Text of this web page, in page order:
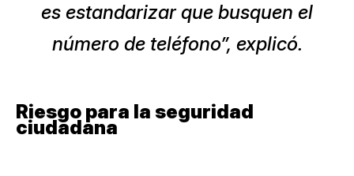
es estandarizar que busquen el
número de teléfono”, explicó.
Riesgo para la seguridad
ciudadana